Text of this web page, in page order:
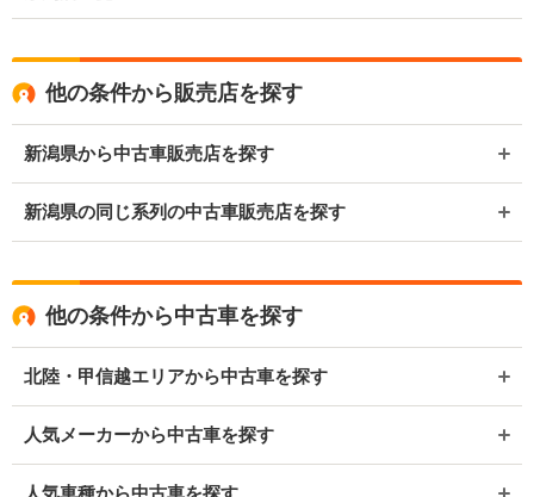
他の条件から販売店を探す
新潟県から中古車販売店を探す
新潟県の同じ系列の中古車販売店を探す
他の条件から中古車を探す
北陸・甲信越エリアから中古車を探す
人気メーカーから中古車を探す
人気車種から中古車を探す